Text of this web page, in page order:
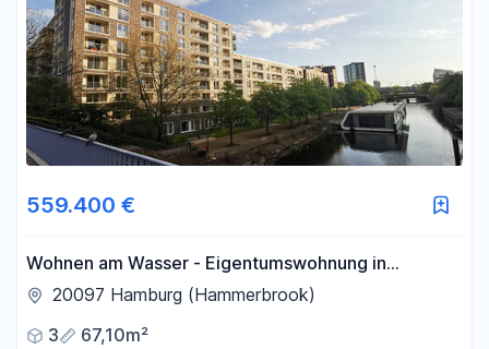
559.400 €
Wohnen am Wasser - Eigentumswohnung in
begehrter Lage
20097 Hamburg (Hammerbrook)
3
67,10m²